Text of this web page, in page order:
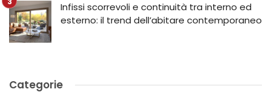
Infissi scorrevoli e continuità tra interno ed
esterno: il trend dell’abitare contemporaneo
Categorie